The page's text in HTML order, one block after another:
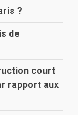
?
de
court
rapport aux